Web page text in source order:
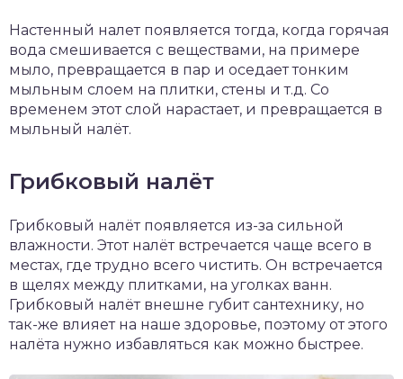
Настенный налет появляется тогда, когда горячая
вода смешивается с веществами, на примере
мыло, превращается в пар и оседает тонким
мыльным слоем на плитки, стены и т.д. Со
временем этот слой нарастает, и превращается в
мыльный налёт.
Грибковый налёт
Грибковый налёт появляется из-за сильной
влажности. Этот налёт встречается чаще всего в
местах, где трудно всего чистить. Он встречается
в щелях между плитками, на уголках ванн.
Грибковый налёт внешне губит сантехнику, но
так-же влияет на наше здоровье, поэтому от этого
налёта нужно избавляться как можно быстрее.